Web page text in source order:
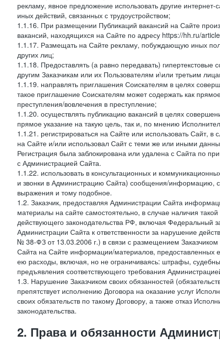
рекламу, явное предложение использовать другие
иных действий, связанных с трудоустройством;
1.1.16. При размещении Публикаций вакансий на Сайте
вакансий, находящихся на Сайте по адресу https://hh.ru/
1.1.17. Размещать на Сайте рекламу, побуждающую иных
других лиц;
1.1.18. Предоставлять (а равно передавать)
другим Заказчикам или их Пользователям и\или третьим
1.1.19. направлять приглашения Соискателям в целях
такое приглашение Соискателям может содержать как
преступления/вовлечения в преступление;
1.1.20. осуществлять публикацию вакансий в целях
прямое указание на такую цель, так и, по мнению
1.1.21. регистрироваться на Сайте или использовать Сайт,
на Сайте и/или использовал Сайт с теми же или иными
Регистрация была заблокирована или удалена с Сайта по
с Администрацией Сайта.
1.1.22. использовать в консультационных и
и звонки в Администрацию Сайта) сообщения/информацию,
выражения и тому подобное.
1.2. Заказчик, предоставляя Администрации Сайта
материалы на сайте самостоятельно, в случае наличия
действующего законодательства РФ, включая
Администрации Сайта к ответственности за нарушение
№ 38-ФЗ от 13.03.2006 г.) в связи с размещением
Сайта на Сайте информации/материалов, предоставленных
ею расходы, включая, но не ограничиваясь: штрафы,
предъявления соответствующего требования
1.3. Нарушение Заказчиком своих обязанностей
препятствует исполнению Договора на оказание услуг
своих обязательств по такому Договору, а также отказ
законодательства.
2. Права и обязанности